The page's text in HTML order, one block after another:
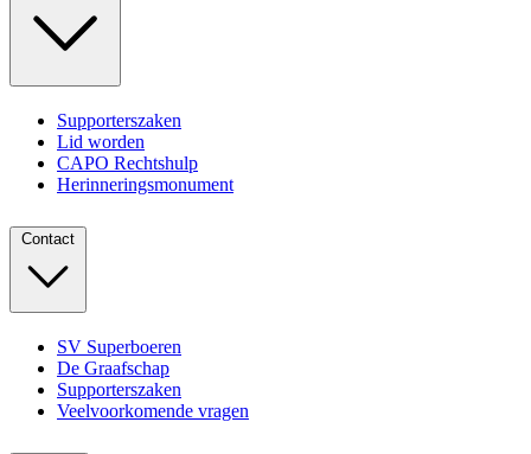
Supporterszaken
Lid worden
CAPO Rechtshulp
Herinneringsmonument
Contact
SV Superboeren
De Graafschap
Supporterszaken
Veelvoorkomende vragen